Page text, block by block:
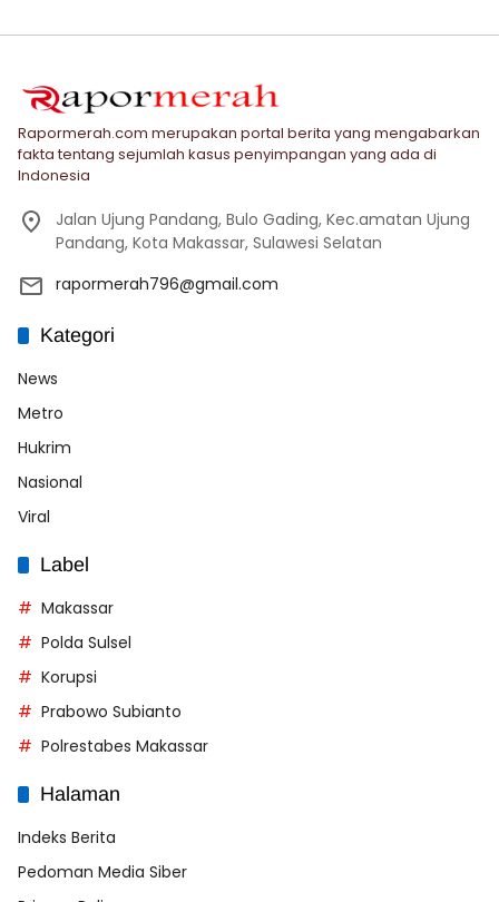
Rapormerah.com merupakan portal berita yang mengabarkan
fakta tentang sejumlah kasus penyimpangan yang ada di
Indonesia
Jalan Ujung Pandang, Bulo Gading, Kec.amatan Ujung
Pandang, Kota Makassar, Sulawesi Selatan
rapormerah796@gmail.com
Kategori
News
Metro
Hukrim
Nasional
Viral
Label
Makassar
Polda Sulsel
Korupsi
Prabowo Subianto
Polrestabes Makassar
Halaman
Indeks Berita
Pedoman Media Siber